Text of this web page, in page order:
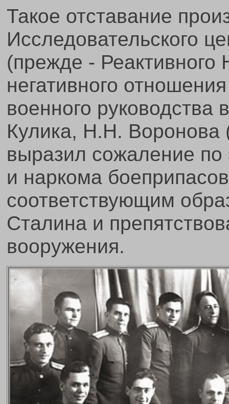
Такое отставание
Исследовательского
(прежде -
негативного
военного
Кулика, Н.Н. Воронова
выразил сожаление
и наркома
соответствующим
Сталина и
вооружения.